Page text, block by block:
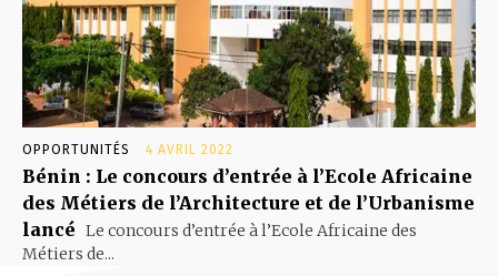
OPPORTUNITÉS 4 AVRIL 2022
Bénin : Le concours d’entrée à l’Ecole Africaine
des Métiers de l’Architecture et de l’Urbanisme
lancé Le concours d’entrée à l’Ecole Africaine des
Métiers de...